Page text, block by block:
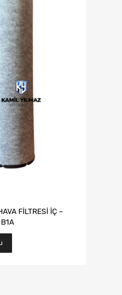
FİLTRESİ İÇ –